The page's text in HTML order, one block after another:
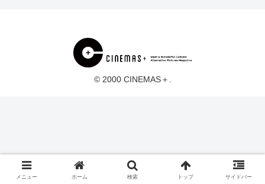
© 2000 CINEMAS＋.
メニュー ホーム 検索 トップ サイドバー